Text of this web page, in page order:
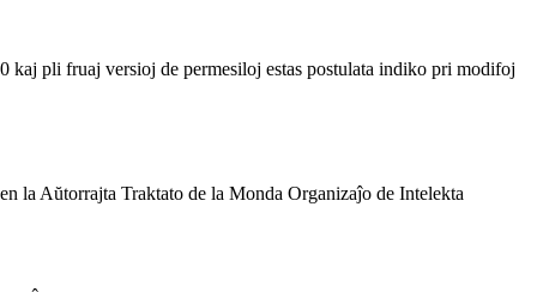
pli fruaj versioj de permesiloj estas postulata indiko pri modifoj
la Aŭtorrajta Traktato de la Monda Organizaĵo de Intelekta